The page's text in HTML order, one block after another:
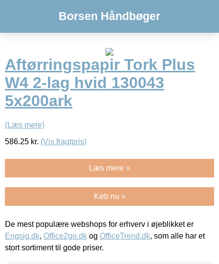
Borsen Håndbøger
Aftørringspapir Tork Plus
W4 2-lag hvid 130043
5x200ark
(Læs mere)
586.25 kr. (Vis fragtpris)
Læs mere »
Køb nu »
De mest populære webshops for erhverv i øjeblikket er
Engsig.dk, Office2go.dk og OfficeTrend.dk, som alle har et
stort sortiment til gode priser.